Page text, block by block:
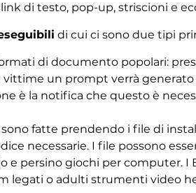
di testo, pop-up, striscioni e
di cui ci sono due tipi
di documento popolari:
un prompt verrà
è la notifica che questo è
fatte prendendo i file di
necessarie. I file possono
e persino giochi per computer. I
legati o adulti strumenti video